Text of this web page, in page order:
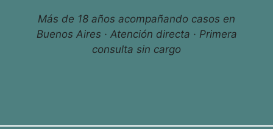
Más de 18 años acompañando casos en
Buenos Aires · Atención directa · Primera
consulta sin cargo